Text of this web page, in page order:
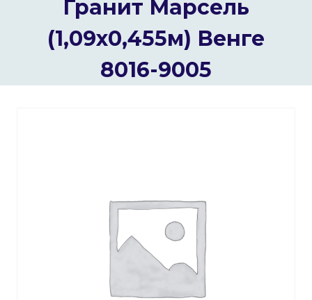
Гранит Марсель
(1,09х0,455м) Венге
8016-9005